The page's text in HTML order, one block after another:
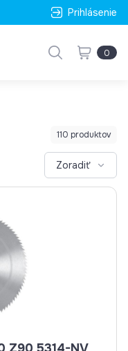
Prihlásenie
0
110 produktov
Zoradiť